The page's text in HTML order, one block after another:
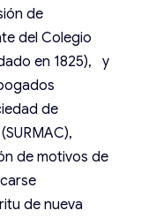
de
del Colegio
en 1825), y
de
de motivos de
de nueva